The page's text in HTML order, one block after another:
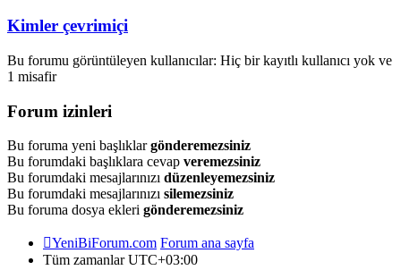
Kimler çevrimiçi
Bu forumu görüntüleyen kullanıcılar: Hiç bir kayıtlı kullanıcı yok ve
1 misafir
Forum izinleri
Bu foruma yeni başlıklargönderemezsiniz
Bu forumdaki başlıklara cevap veremezsiniz
Bu forumdaki mesajlarınızı düzenleyemezsiniz
Bu forumdaki mesajlarınızı silemezsiniz
Bu foruma dosya ekleri gönderemezsiniz
YeniBiForum.com Forum ana sayfa
Tüm zamanlarUTC+03:00